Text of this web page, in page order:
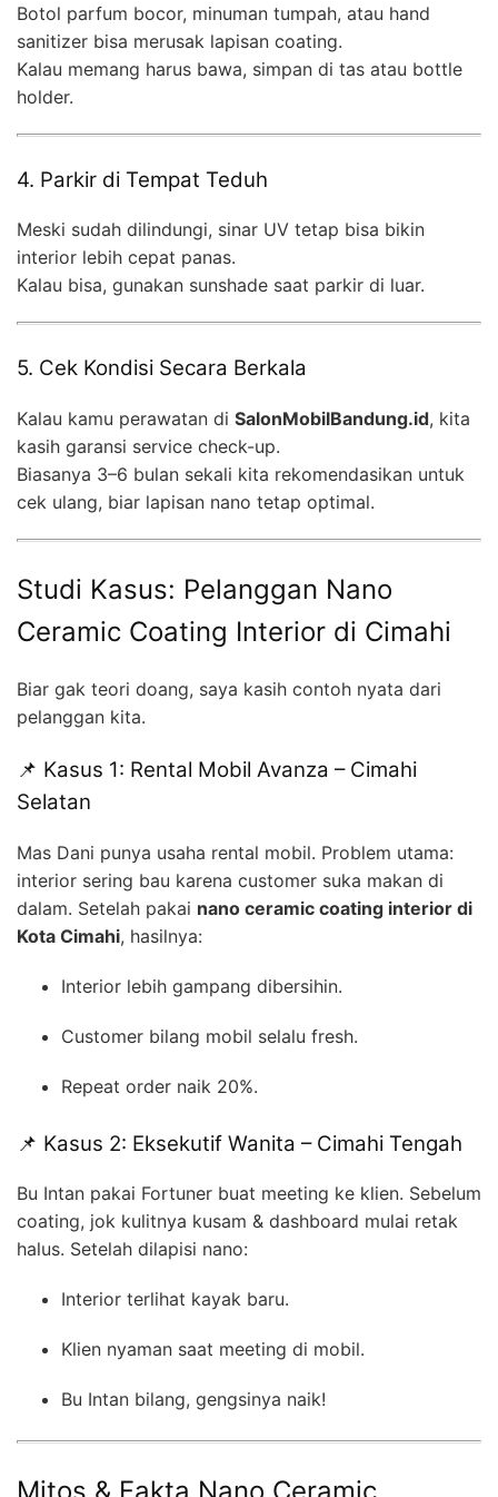
Botol parfum bocor, minuman tumpah, atau hand
sanitizer bisa merusak lapisan coating.
Kalau memang harus bawa, simpan di tas atau bottle
holder.
4. Parkir di Tempat Teduh
Meski sudah dilindungi, sinar UV tetap bisa bikin
interior lebih cepat panas.
Kalau bisa, gunakan sunshade saat parkir di luar.
5. Cek Kondisi Secara Berkala
Kalau kamu perawatan di SalonMobilBandung.id, kita
kasih garansi service check-up.
Biasanya 3–6 bulan sekali kita rekomendasikan untuk
cek ulang, biar lapisan nano tetap optimal.
Studi Kasus: Pelanggan Nano
Ceramic Coating Interior di Cimahi
Biar gak teori doang, saya kasih contoh nyata dari
pelanggan kita.
📌 Kasus 1: Rental Mobil Avanza – Cimahi
Selatan
Mas Dani punya usaha rental mobil. Problem utama:
interior sering bau karena customer suka makan di
dalam. Setelah pakai nano ceramic coating interior di
Kota Cimahi, hasilnya:
Interior lebih gampang dibersihin.
Customer bilang mobil selalu fresh.
Repeat order naik 20%.
📌 Kasus 2: Eksekutif Wanita – Cimahi Tengah
Bu Intan pakai Fortuner buat meeting ke klien. Sebelum
coating, jok kulitnya kusam & dashboard mulai retak
halus. Setelah dilapisi nano:
Interior terlihat kayak baru.
Klien nyaman saat meeting di mobil.
Bu Intan bilang, gengsinya naik!